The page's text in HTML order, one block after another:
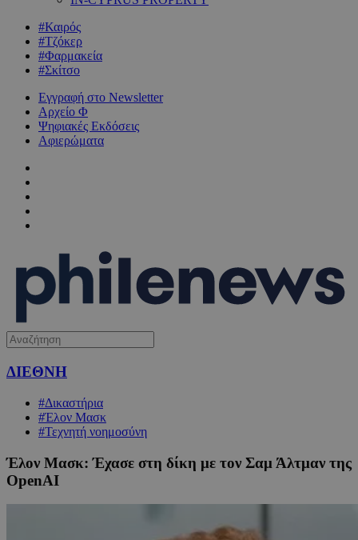
#Καιρός
#Τζόκερ
#Φαρμακεία
#Σκίτσο
Εγγραφή στο Newsletter
Αρχείο Φ
Ψηφιακές Εκδόσεις
Αφιερώματα
ΔΙΕΘΝΗ
#Δικαστήρια
#Έλον Μασκ
#Τεχνητή νοημοσύνη
Έλον Μασκ: Έχασε στη δίκη με τον Σαμ Άλτμαν της
OpenAI